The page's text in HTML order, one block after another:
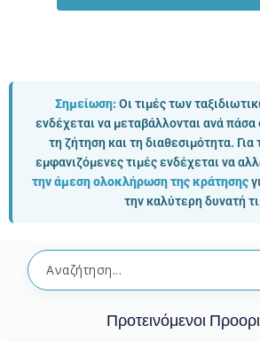
Σημείωση:Οι τιμές των
ενδέχεται να μεταβάλλονται ανά πάσα
τη ζήτηση και τη διαθεσιμότητα. Για
εμφανιζόμενες τιμές ενδέχεται να
την άμεση ολοκλήρωση της κράτησης
την καλύτερη δυνατή
Προτεινόμενοι